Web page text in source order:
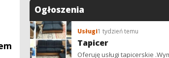
Ogłoszenia
Usługi1 tydzień temu
Tapicer
Oferuję usługi tapicerskie